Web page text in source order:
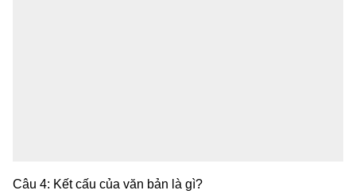
Câu 4: Kết cấu của văn bản là gì?